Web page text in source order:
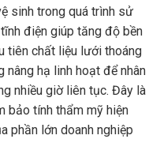
sinh trong quá trình sử
điện giúp tăng độ bền
tiên chất liệu lưới thoáng
nâng hạ linh hoạt để nhân
nhiều giờ liên tục. Đây là
bảo tính thẩm mỹ hiện
phần lớn doanh nghiệp